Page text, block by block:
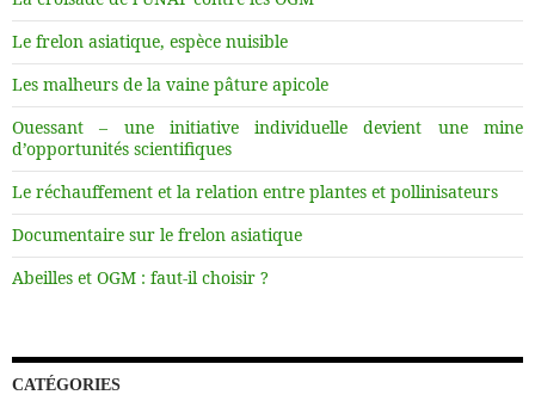
Le frelon asiatique, espèce nuisible
Les malheurs de la vaine pâture apicole
Ouessant – une initiative individuelle devient une mine
d’opportunités scientifiques
Le réchauffement et la relation entre plantes et pollinisateurs
Documentaire sur le frelon asiatique
Abeilles et OGM : faut-il choisir ?
CATÉGORIES